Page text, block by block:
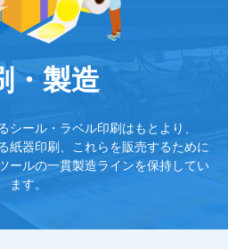
・製造
シール・ラベル印刷はもとより、
紙器印刷、これらを販売するために
ールの一貫製造ラインを保持してい
ます。